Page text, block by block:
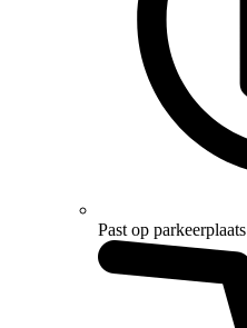
Past op parkeerplaats